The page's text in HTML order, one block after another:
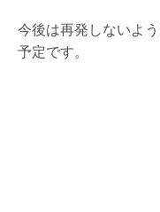
今後は再発しないよ
予定です。